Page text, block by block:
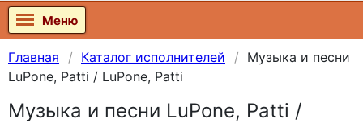
Меню
Главная Каталог исполнителей
Музыка и песни
LuPone, Patti / LuPone, Patti
Музыка и песни LuPone, Patti /